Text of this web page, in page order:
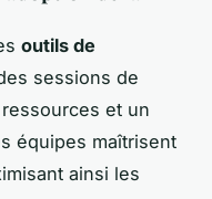
outils de
sessions de
et un
équipes maîtrisent
ainsi les